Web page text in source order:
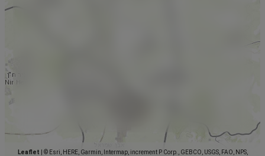
Leaflet
© Esri, HERE, Garmin, Intermap, increment P Corp., GEBCO, USGS, FAO, NPS,